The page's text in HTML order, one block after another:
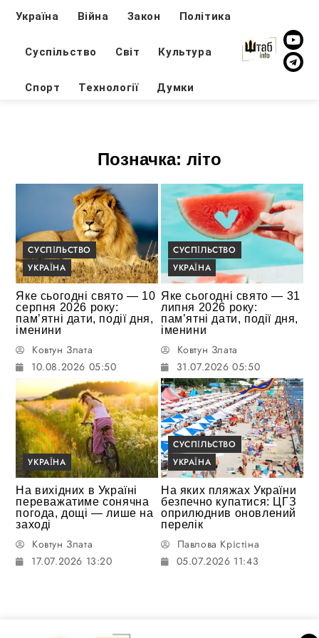
Україна Війна Закон Політика
Суспільство Світ Культура
Спорт Технології Думки
Позначка: літо
СУСПІЛЬСТВО
УКРАЇНА
Яке сьогодні свято — 10
серпня 2026 року:
пам’ятні дати, події дня,
іменини
Ковтун Злата
10.08.2026 05:50
СУСПІЛЬСТВО
УКРАЇНА
Яке сьогодні свято — 31
липня 2026 року:
пам’ятні дати, події дня,
іменини
Ковтун Злата
31.07.2026 05:50
УКРАЇНА
На вихідних в Україні
переважатиме сонячна
погода, дощі — лише на
заході
Ковтун Злата
17.07.2026 13:20
СУСПІЛЬСТВО
УКРАЇНА
На яких пляжах України
безпечно купатися: ЦГЗ
оприлюднив оновлений
перелік
Павлова Крістіна
05.07.2026 11:43